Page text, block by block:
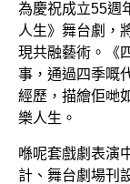
為慶祝成立55週
人生》舞台劇，
現共融藝術。《
事，通過四季嘅
經歷，描繪佢哋
樂人生。
喺呢套戲劇表演
計、舞台劇場刊